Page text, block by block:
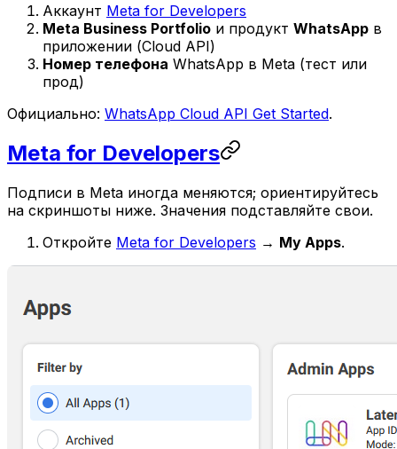
Аккаунт Meta for Developers
Meta Business Portfolio и продукт WhatsApp в
приложении (Cloud API)
Номер телефона WhatsApp в Meta (тест или
прод)
Официально: WhatsApp Cloud API Get Started.
Meta for Developers
Подписи в Meta иногда меняются; ориентируйтесь
на скриншоты ниже. Значения подставляйте свои.
Откройте Meta for Developers → My Apps.